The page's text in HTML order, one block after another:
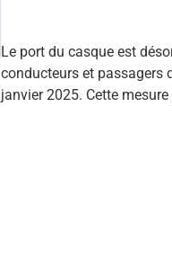
Le port du casque est
conducteurs et passagers
janvier 2025. Cette mesure